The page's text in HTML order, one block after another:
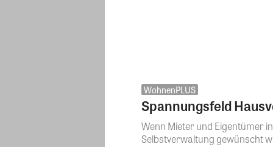
WohnenPLUS
Spannungsfeld
Wenn Mieter und Eigentümer
Selbstverwaltung gewünscht